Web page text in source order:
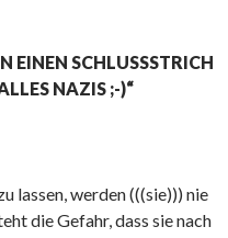
EINEN SCHLUSSSTRICH
NAZIS ;-)“
lassen, werden (((sie))) nie
die Gefahr, dass sie nach